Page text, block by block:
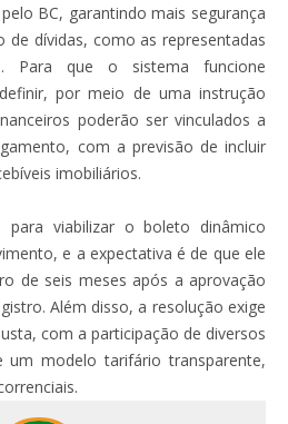
BC, garantindo mais segurança
de dívidas, como as representadas
Para que o sistema funcione
por meio de uma instrução
poderão ser vinculados a
com a previsão de incluir
imobiliários.
para viabilizar o boleto dinâmico
e a expectativa é de que ele
de seis meses após a aprovação
Além disso, a resolução exige
com a participação de diversos
modelo tarifário transparente,